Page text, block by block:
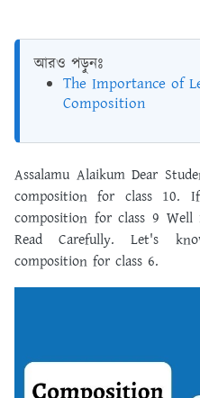
আরও পড়ুনঃ
The Importance of
Composition
Assalamu Alaikum Dear
composition for class 10.
composition for class 9
Read Carefully. Let's
composition for class 6.